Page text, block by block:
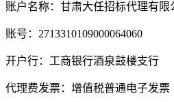
账户名称：甘肃大任招标代理有限
账号： 2713310109000064060
开户行：工商银行酒泉鼓楼支行
代理费发票：增值税普通电子发票